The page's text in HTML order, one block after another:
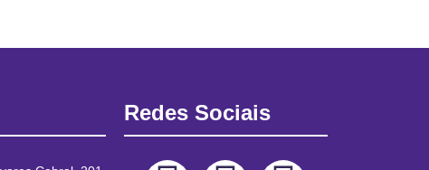
Redes Sociais